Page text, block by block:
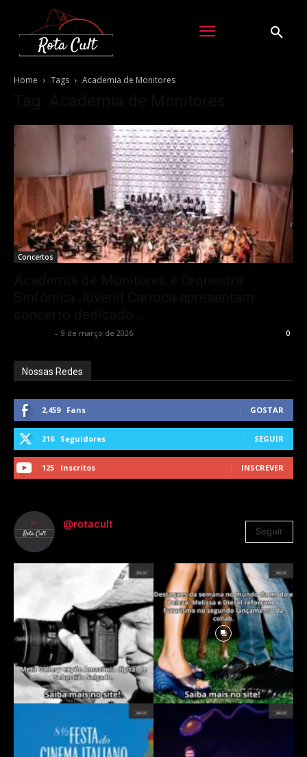
Home Tags Academia de Monitores
Concertos
- 9 de março de 2026 0
Nossas Redes
2,459 Fans GOSTAR
216 Seguidores SEGUIR
125 Inscritos INSCREVER
@rotacult
Seguir